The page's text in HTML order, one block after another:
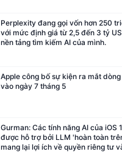
Perplexity đang gọi vốn hơn 250
với mức định giá từ 2,5 đến 3 tỷ
nền tảng tìm kiếm AI của mình.
Apple công bố sự kiện ra mắt
vào ngày 7 tháng 5
Gurman: Các tính năng AI của iOS
được hỗ trợ bởi LLM 'hoàn toàn
mang lại lợi ích về quyền riêng tư